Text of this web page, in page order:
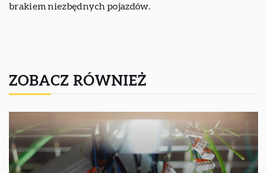
brakiem niezbędnych pojazdów.
ZOBACZ RÓWNIEŻ